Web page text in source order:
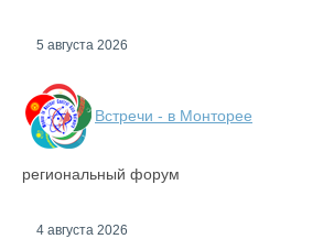
5 августа 2026
Встречи - в Монторее
региональный форум
4 августа 2026